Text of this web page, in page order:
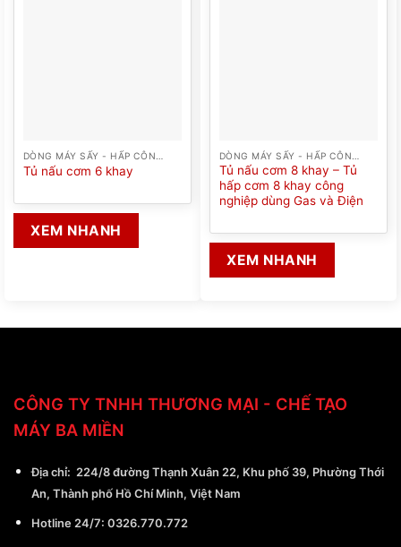
Tủ nấu cơm 6 khay
XEM NHANH
Tủ nấu cơm 8 khay – Tủ
hấp cơm 8 khay công
nghiệp dùng Gas và Điện
XEM NHANH
CÔNG TY TNHH THƯƠNG MẠI - CHẾ TẠO
MÁY BA MIỀN
Địa chỉ: 224/8 đường Thạnh Xuân 22, Khu phố 39, Phường Thới
An, Thành phố Hồ Chí Minh, Việt Nam
Hotline 24/7: 0326.770.772